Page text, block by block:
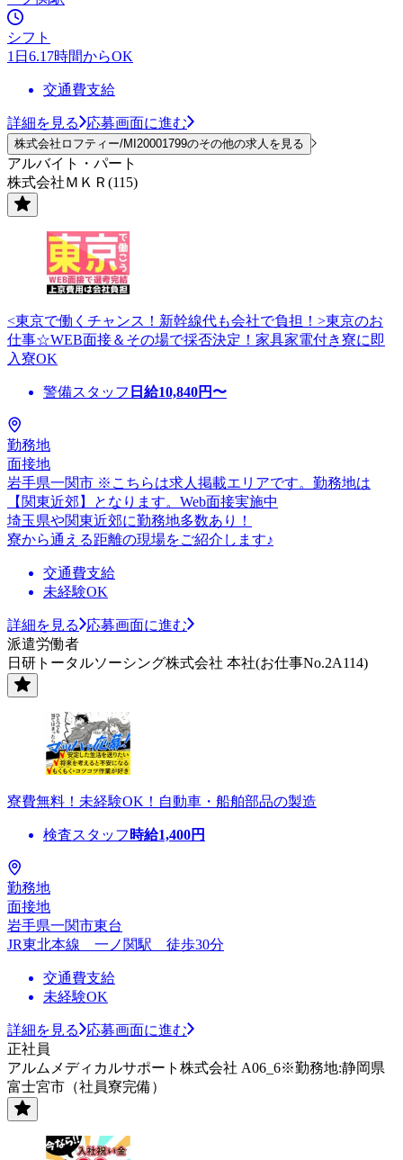
シフト
1日6.17時間からOK
交通費支給
詳細を見る 応募画面に進む
株式会社ロフティー/MI20001799のその他の求人を見る
アルバイト・パート
株式会社ＭＫＲ(115)
<東京で働くチャンス！新幹線代も会社で負担！>東京のお
仕事☆WEB面接＆その場で採否決定！家具家電付き寮に即
入寮OK
警備スタッフ 日給10,840円〜
勤務地
面接地
岩手県一関市 ※こちらは求人掲載エリアです。勤務地は
【関東近郊】となります。Web面接実施中
埼玉県や関東近郊に勤務地多数あり！
寮から通える距離の現場をご紹介します♪
交通費支給
未経験OK
詳細を見る
応募画面に進む
派遣労働者
日研トータルソーシング株式会社 本社(お仕事No.2A114)
寮費無料！未経験OK！自動車・船舶部品の製造
検査スタッフ 時給1,400円
勤務地
面接地
岩手県一関市東台
JR東北本線 一ノ関駅 徒歩30分
交通費支給
未経験OK
詳細を見る
応募画面に進む
正社員
アルムメディカルサポート株式会社 A06_6※勤務地:静岡県
富士宮市（社員寮完備）